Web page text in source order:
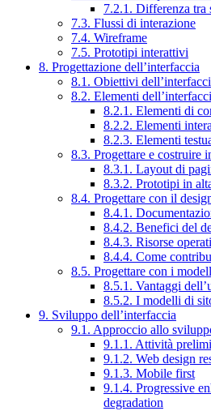
7.2.1. Differenza tra
7.3. Flussi di interazione
7.4. Wireframe
7.5. Prototipi interattivi
8. Progettazione dell’interfaccia
8.1. Obiettivi
8.2. Elementi
8.2.1. Elementi di
8.2.2. Elementi
8.2.3. Elementi
8.3. Progettare e costruire
8.3.1. Layout di
8.3.2. Prototipi in
8.4. Progettare con il
8.4.1.
8.4.2. Benefici del
8.4.3. Risorse
8.4.4. Come
8.5. Progettare con i
8.5.1. Vantaggi
8.5.2. I modelli di
9. Sviluppo dell’interfaccia
9.1. Approccio allo
9.1.1. Attività
9.1.2. Web design
9.1.3. Mobile first
9.1.4. Progressive
degradation